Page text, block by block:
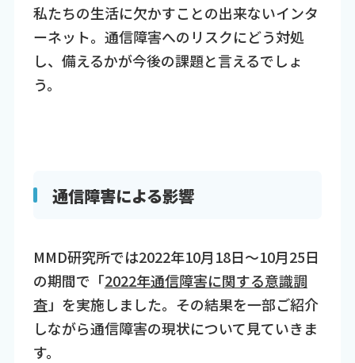
私たちの生活に欠かすことの出来ないインタ
ーネット。通信障害へのリスクにどう対処
し、備えるかが今後の課題と言えるでしょ
う。
通信障害による影響
MMD研究所では2022年10月18日～10月25日
の期間で「2022年通信障害に関する意識調
査」を実施しました。その結果を一部ご紹介
しながら通信障害の現状について見ていきま
す。